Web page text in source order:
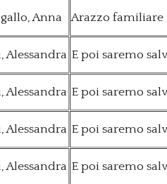
Anna Arazzo familiare
Alessandra E poi saremo
Alessandra E poi saremo
Alessandra E poi saremo
Alessandra E poi saremo